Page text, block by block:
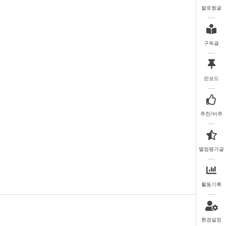
팔로윙글
구독글
핀보드
추천/비추
별점평가글
활동기록
환경설정